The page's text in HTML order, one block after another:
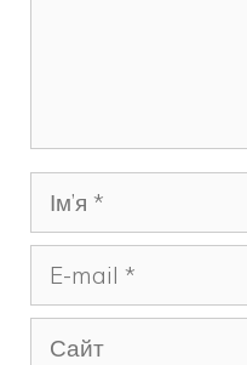
Ім’я
mail
Сайт